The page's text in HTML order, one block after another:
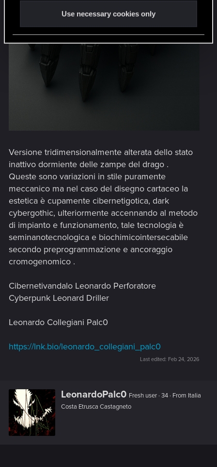
Use necessary cookies only
Versione tridimensionalmente alterata dello stato
inattivo dormiente delle zampe del drago .
Queste sono variazioni in stile puramente
meccanico ma nel caso del disegno cartaceo la
estetica è cupamente cibernetigotica, dark
cybergothic, ulteriormente accennando al metodo
di impianto e funzionamento, tale tecnologia è
seminanotecnologica e biochimicointersecabile
secondo preprogrammazione e ancoraggio
cromogenomico .
Cibernetivandalo Leonardo Perforatore
Cyberpunk Leonard Driller
Leonardo Collegiani Palc0
https://lnk.bio/leonardo_collegiani_palc0
Last edited: Feb 24, 2026
W
i
LeonardoPalc0 Fresh user · 34 · From Italia
Costa Etrusca Castagneto